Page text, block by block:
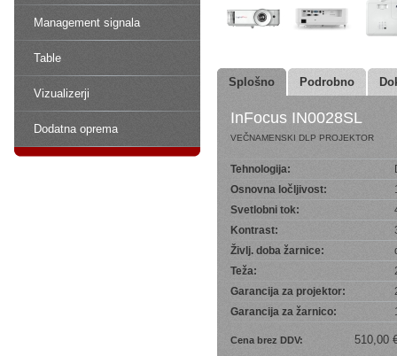
Management signala
Table
Vizualizerji
Dodatna oprema
Splošno Podrobno
InFocus IN0028SL
VEČNAMENSKI DLP PROJEKTOR
Tehnologija:
Osnovna ločljivost:
Svetlobni tok:
Kontrast:
Življ. doba žarnice:
Teža:
Garancija za projektor:
Garancija za žarnico:
Cena brez DDV: 510,00